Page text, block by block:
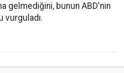
gelmediğini, bunun ABD'nin
vurguladı.